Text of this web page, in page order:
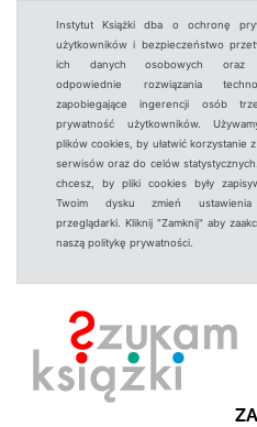
Instytut Książki dba o ochronę
użytkowników i bezpieczeństwo
ich danych osobowych oraz
odpowiednie rozwiązania
zapobiegające ingerencji osób
prywatność użytkowników.
plików cookies, by ułatwić korzystanie
serwisów oraz do celów
chcesz, by pliki cookies były
Twoim dysku zmień
przeglądarki. Kliknij "Zamknij" aby
naszą politykę prywatności.